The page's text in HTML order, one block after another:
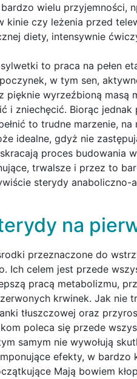
wielu przyjemności,
kinie czy leżenia przed
diety, intensywnie
to praca na pełen
w tym sen,
pięknie wyrzeźbioną masą
i zniechęcić. Biorąc
to trudne marzenie,
idealne, gdyż nie
proces budowania
trwalsze i przez to
sterydy anaboliczno-
na
przeznaczone do
Ich celem jest przede
pracą metabolizmu,
krwinek. Jak nie
tłuszczowej oraz
poleca się przede
samym nie wywołują
efekty, w
Mają bowiem